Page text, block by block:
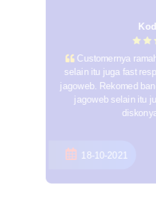
Customernya
selain itu juga fast
jagoweb. Rekomed
jagoweb selain itu
18-10-2021